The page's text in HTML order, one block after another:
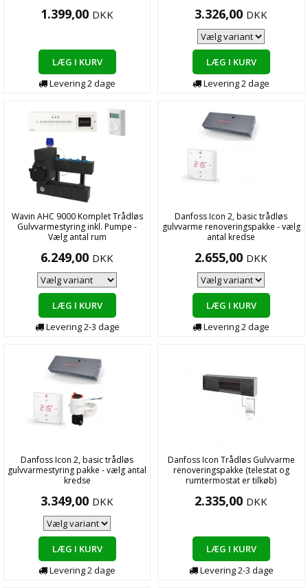
1.399,00 DKK
LÆG I KURV
Levering2dage
3.326,00 DKK
LÆG I KURV
Levering2dage
Wavin AHC 9000 Komplet Trådløs
Gulvvarmestyring inkl. Pumpe -
Vælg antal rum
6.249,00 DKK
LÆG I KURV
Levering2-3 dage
Danfoss Icon 2, basic trådløs
gulvvarme renoveringspakke - vælg
antal kredse
2.655,00 DKK
LÆG I KURV
Levering2dage
Danfoss Icon 2, basic trådløs
gulvvarmestyring pakke - vælg antal
kredse
3.349,00 DKK
LÆG I KURV
Levering2dage
Danfoss Icon Trådløs Gulvvarme
renoveringspakke (telestat og
rumtermostat er tilkøb)
2.335,00 DKK
LÆG I KURV
Levering2-3 dage